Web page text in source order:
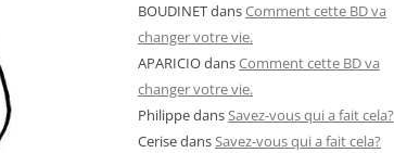
BOUDINETdansComment cette BD va
changer votre vie.
APARICIOdansComment cette BD va
changer votre vie.
PhilippedansSavez-vous qui a fait cela?
CerisedansSavez-vous qui a fait cela?